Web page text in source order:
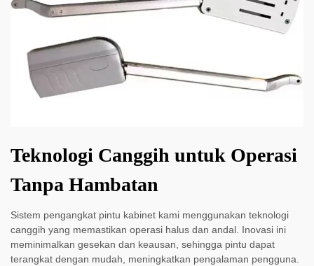
Teknologi Canggih untuk Operasi
Tanpa Hambatan
Sistem pengangkat pintu kabinet kami menggunakan teknologi
canggih yang memastikan operasi halus dan andal. Inovasi ini
meminimalkan gesekan dan keausan, sehingga pintu dapat
terangkat dengan mudah, meningkatkan pengalaman pengguna.